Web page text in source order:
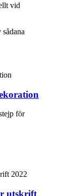
vid
för
utskrift